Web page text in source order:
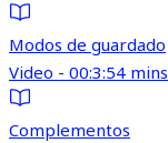
Modos de guardado
Video - 00:3:54 mins
Complementos